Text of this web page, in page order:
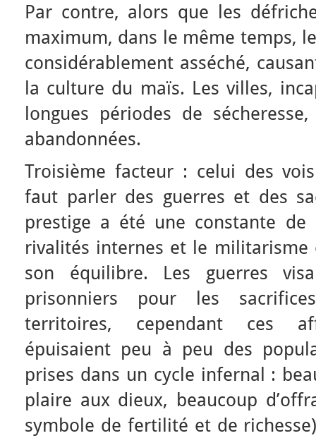
Par contre, alors que les
maximum, dans le même temps,
considérablement asséché,
la culture du maïs. Les villes,
longues périodes de
abandonnées.
Troisième facteur : celui des
faut parler des guerres et des
prestige a été une constante
rivalités internes et le militarisme
son équilibre. Les guerres
prisonniers pour les
territoires, cependant ces
épuisaient peu à peu des
prises dans un cycle infernal :
plaire aux dieux, beaucoup
symbole de fertilité et de